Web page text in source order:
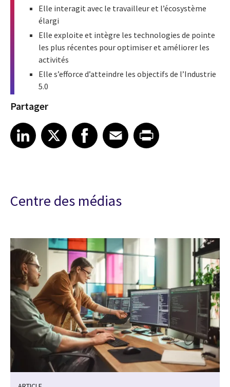
Elle interagit avec le travailleur et l’écosystème
élargi
Elle exploite et intègre les technologies de pointe
les plus récentes pour optimiser et améliorer les
activités
Elle s’efforce d’atteindre les objectifs de l’Industrie
5.0
Partager
Share article on LinkedIn
LinkedIn
Share article on XShare article on Facebook
Facebook
Share article on Email
EmailShare article on Print
Centre des médias